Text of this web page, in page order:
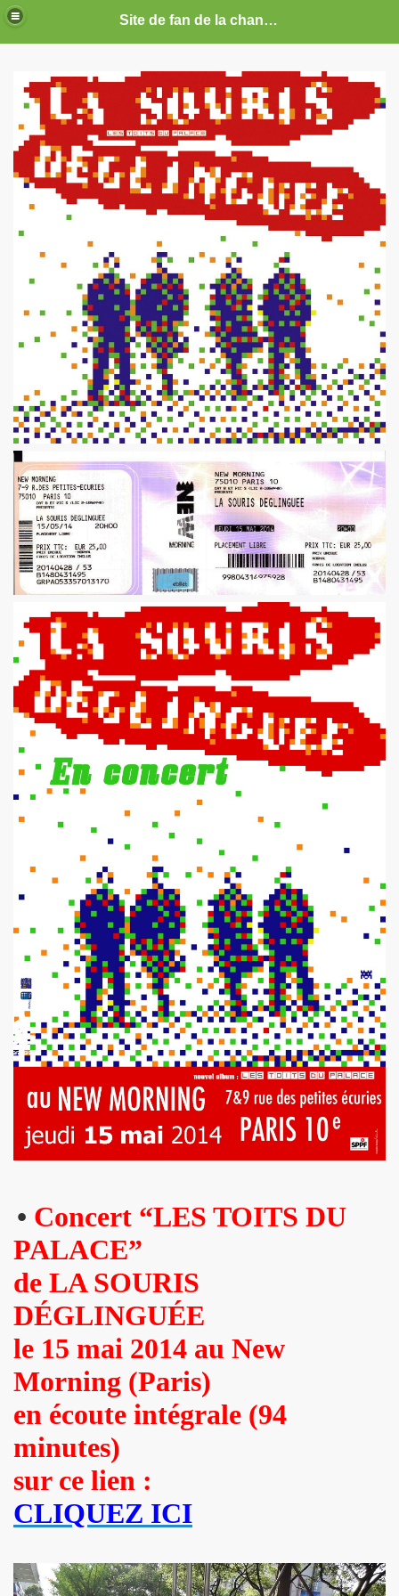
Site de fan de la chanteuse Marie France
• Concert “LES TOITS DU
PALACE”
de LA SOURIS
DÉGLINGUÉE
le 15 mai 2014 au New
Morning (Paris)
en écoute intégrale (94
minutes)
sur ce lien :
CLIQUEZ ICI
: photos, documents, tracts, interviews, articles, etc.
2019 a decembre 2026.
2017 a decembre 2019.
2016 a decembre 2016.
2015 a juin 2016.
2015 a decembre 2015.
a juin 2015.
2014 a decembre 2014.
2014 a juin 2014.
2013 a decembre 2013.
2012 a juin 2013.
2011 a juin 2012.
2011 a juin 2011.
2010 a decembre 2010.
2010 a juin 2010.
2009 a decembre 2009.
2008 a decembre 2008.
(a partir d'octobre 2021).
(et courrier des lecteurs de "JUKE
MARIE FRANCE parus entre 2006 et 2012.
setlists.
set-lists.
fanzine L ORDONNANCE (2004).
: concerts, spectacles, expositions, cabaret, etc.
"AJASPHERE" le 28 octobre 2025 au Petit Bain (75013
"OK KO" le 16 octobre 2025 au Zenith (Paris) : chronique
"AJASPHERE" le 30 août 2025 en la chapelle Reille
le 24 juin 2025, terre plein central du boulevard
ALMOSNINO a la guitare) le 21 juin 2025 devant le bar
"AJASPHERE" dans la nuit du 20 au 21 juin 2025 en l
a DANIEL DARC le 19 juin 2025, rue Charles
le 10 juin 2025 au Cafe de la Danse
UNKNOWN" (2024, corealise par Les Spunyboys et
(2025) d'YZOULA : chronique detaillee.
"AJASPHERE" le 15 mai 2025 au Badaboum (Paris) :